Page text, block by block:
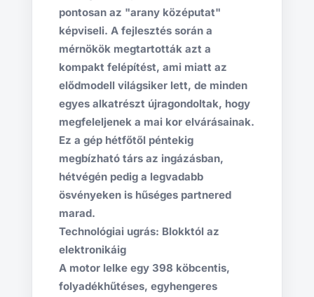
pontosan az "arany középutat"
képviseli. A fejlesztés során a
mérnökök megtartották azt a
kompakt felépítést, ami miatt az
elődmodell világsiker lett, de minden
egyes alkatrészt újragondoltak, hogy
megfeleljenek a mai kor elvárásainak.
Ez a gép hétfőtől péntekig
megbízható társ az ingázásban,
hétvégén pedig a legvadabb
ösvényeken is hűséges partnered
marad.
Technológiai ugrás: Blokktól az
elektronikáig
A motor lelke egy 398 köbcentis,
folyadékhűtéses, egyhengeres